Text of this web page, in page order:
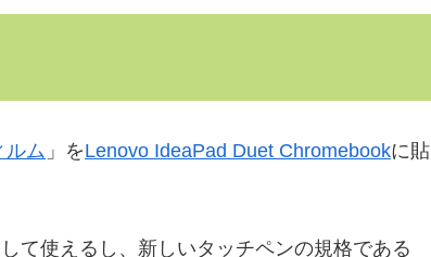
ルム 」をLenovo IdeaPad Duet Chromebookに貼
て使えるし、新しいタッチペンの規格である